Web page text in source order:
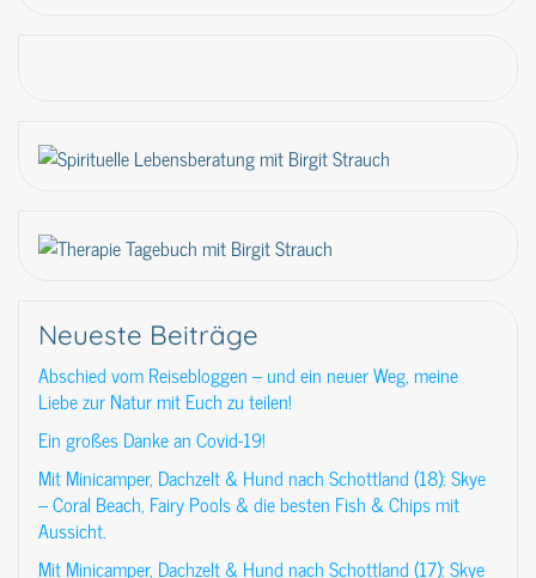
Neueste Beiträge
Abschied vom Reisebloggen – und ein neuer Weg, meine
Liebe zur Natur mit Euch zu teilen!
Ein großes Danke an Covid-19!
Mit Minicamper, Dachzelt & Hund nach Schottland (18): Skye
– Coral Beach, Fairy Pools & die besten Fish & Chips mit
Aussicht.
Mit Minicamper, Dachzelt & Hund nach Schottland (17): Skye